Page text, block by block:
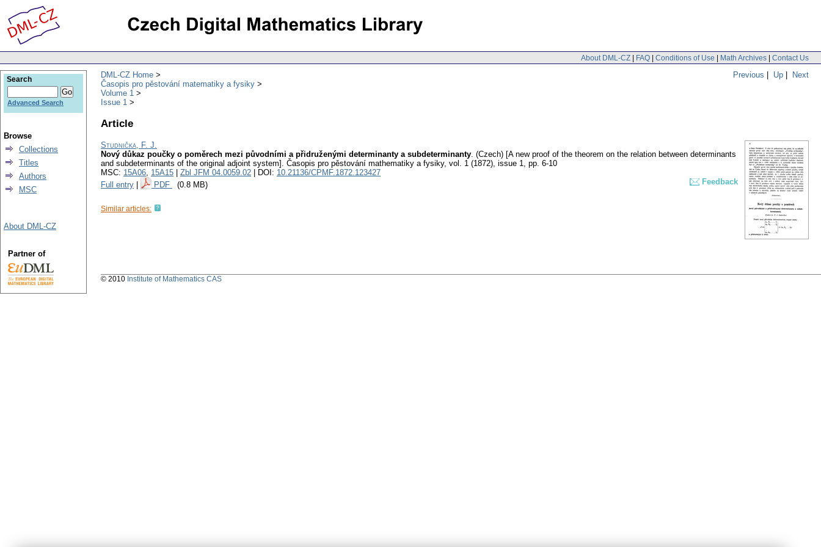
About DML-CZ | FAQ | Conditions of Use | Math Archives | Contact Us
Previous | Up | Next
DML-CZ Home
Časopis pro pěstování matematiky a fysiky
Volume 1
Issue 1
Article
Studnička, F. J.
Nový důkaz poučky o poměrech mezi původními a přidruženými determinanty a subdeterminanty. (Czech) [A new proof of the theorem on the relation between determinants
and subdeterminants of the original adjoint system]. Časopis pro pěstování mathematiky a fysiky, vol. 1 (1872), issue 1, pp. 6-10
MSC: 15A06, 15A15 Zbl JFM 04.0059.02 | DOI: 10.21136/CPMF.1872.123427
Full entry
PDF (0.8 MB) Feedback
Similar articles:
Search
Advanced Search
Browse
Collections
Titles
Authors
MSC
About DML-CZ
Partner of
© 2010 Institute of Mathematics CAS